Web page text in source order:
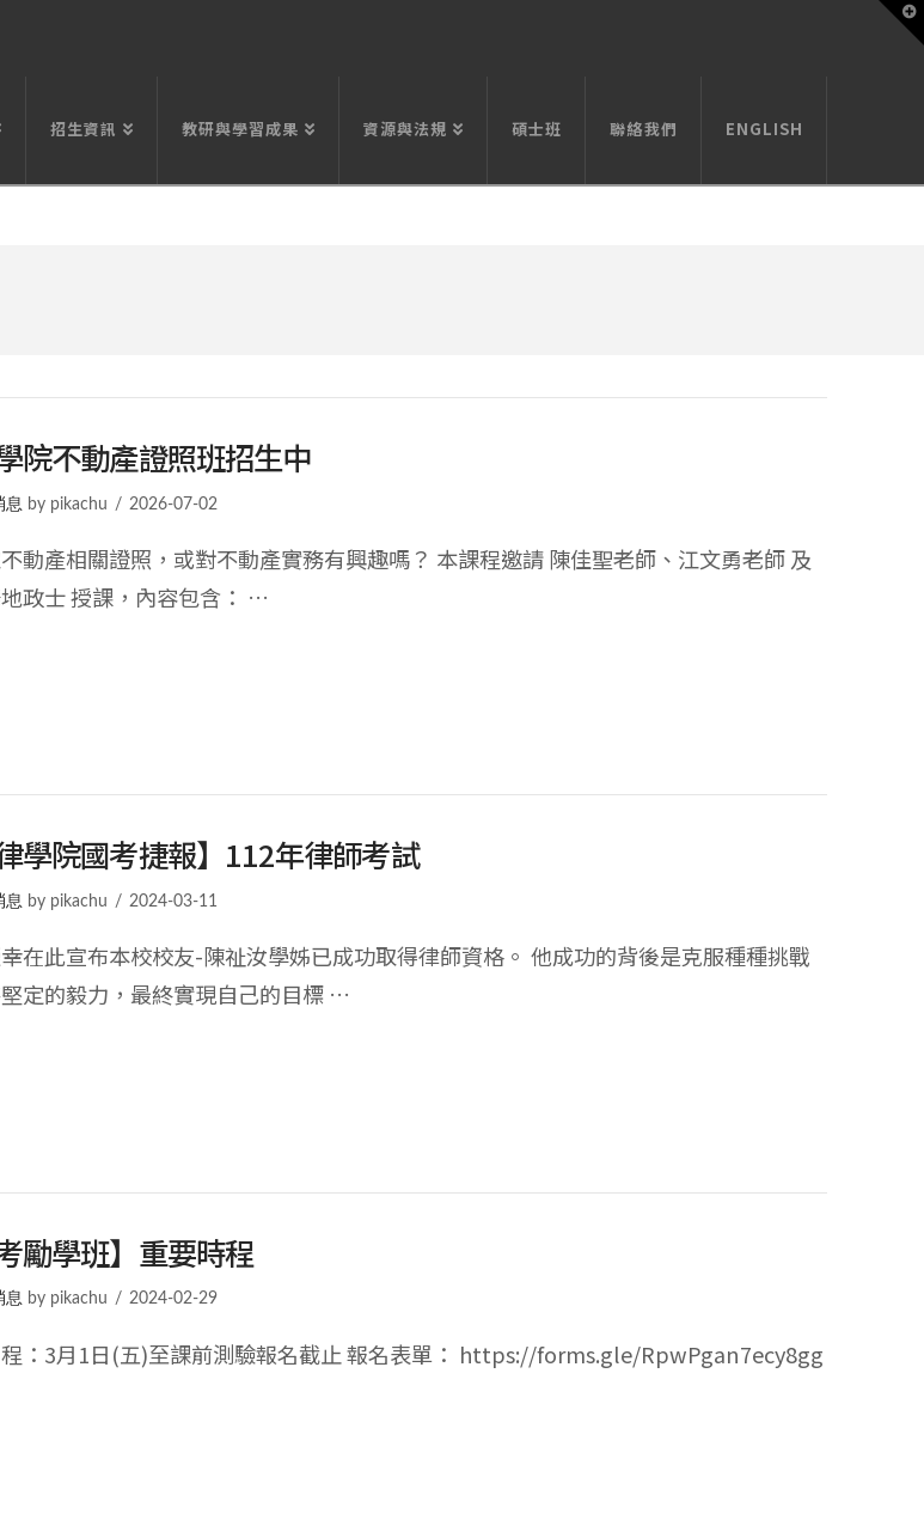
招生資訊 教研與學習成果 資源與法規 碩士班 聯絡我們 ENGLISH
院不動產證照班招生中
息 by pikachu 2026-07-02
動產相關證照，或對不動產實務有興趣嗎？ 本課程邀請 陳佳聖老師、江文勇老師 及
政士 授課，內容包含： …
律學院國考捷報】112年律師考試
息 by pikachu 2024-03-11
在此宣布本校校友-陳祉汝學姊已成功取得律師資格。 他成功的背後是克服種種挑戰
定的毅力，最終實現自己的目標 …
考勵學班】重要時程
息 by pikachu 2024-02-29
：3月1日(五)至課前測驗報名截止 報名表單： https://forms.gle/RpwPgan7ecy8gg